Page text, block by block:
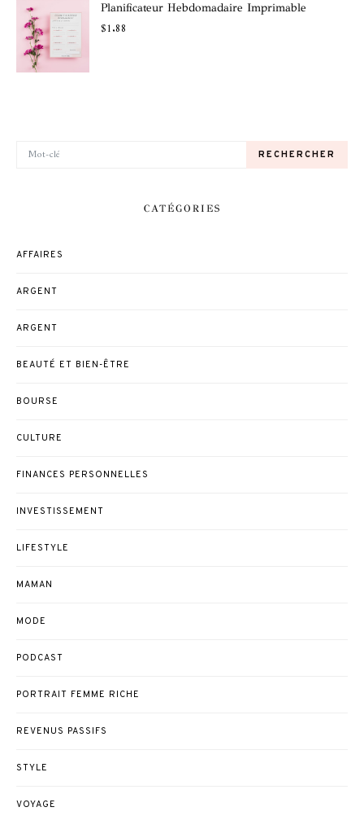
Planificateur Hebdomadaire Imprimable
$1.88
RECHERCHER
CATÉGORIES
AFFAIRES
ARGENT
ARGENT
BEAUTÉ ET BIEN-ÊTRE
BOURSE
CULTURE
FINANCES PERSONNELLES
INVESTISSEMENT
LIFESTYLE
MAMAN
MODE
PODCAST
PORTRAIT FEMME RICHE
REVENUS PASSIFS
STYLE
VOYAGE